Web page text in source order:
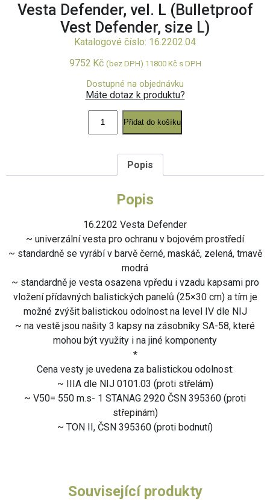
Vesta Defender, vel. L (Bulletproof
Vest Defender, size L)
Katalogové číslo: 16.2202.04
9752 Kč (bez DPH) 11800 Kčs DPH
Dostupné na objednávku
Máte dotaz k produktu?
Defender,
vel.
(Bulletproof
Defender,
Přidat do košíku
Popis
Popis
16.2202 Vesta Defender
~ univerzální vesta pro ochranu v bojovém prostředí
~ standardně se vyrábí v barvě černé, maskáč, zelená, tmavě
modrá
~ standardně je vesta osazena vpředu i vzadu kapsami pro
vložení přídavných balistických panelů (25×30 cm) a tím je
možné zvýšit balistickou odolnost na level IV dle NIJ
~ na vestě jsou našity 3 kapsy na zásobníky SA-58, které
mohou být využity i na jiné komponenty
*
Cena vesty je uvedena za balistickou odolnost:
~ IIIA dle NIJ 0101.03 (proti střelám)
~ V50= 550 m.s- 1 STANAG 2920 ČSN 395360 (proti
střepinám)
~ TON II, ČSN 395360 (proti bodnutí)
Související produkty